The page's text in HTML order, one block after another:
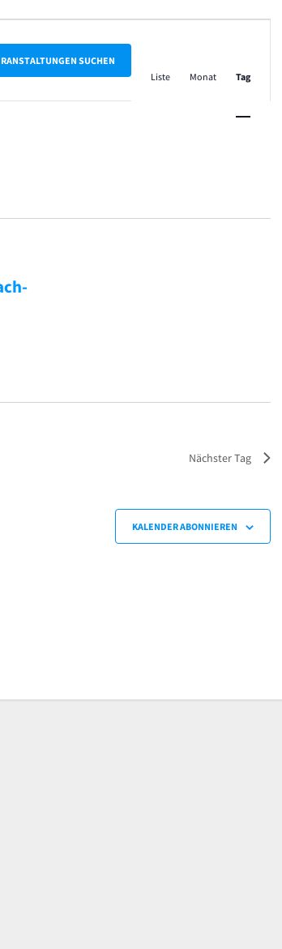
SUCHEN
Navigation
Liste Monat Tag
Nächster Tag
KALENDER ABONNIEREN